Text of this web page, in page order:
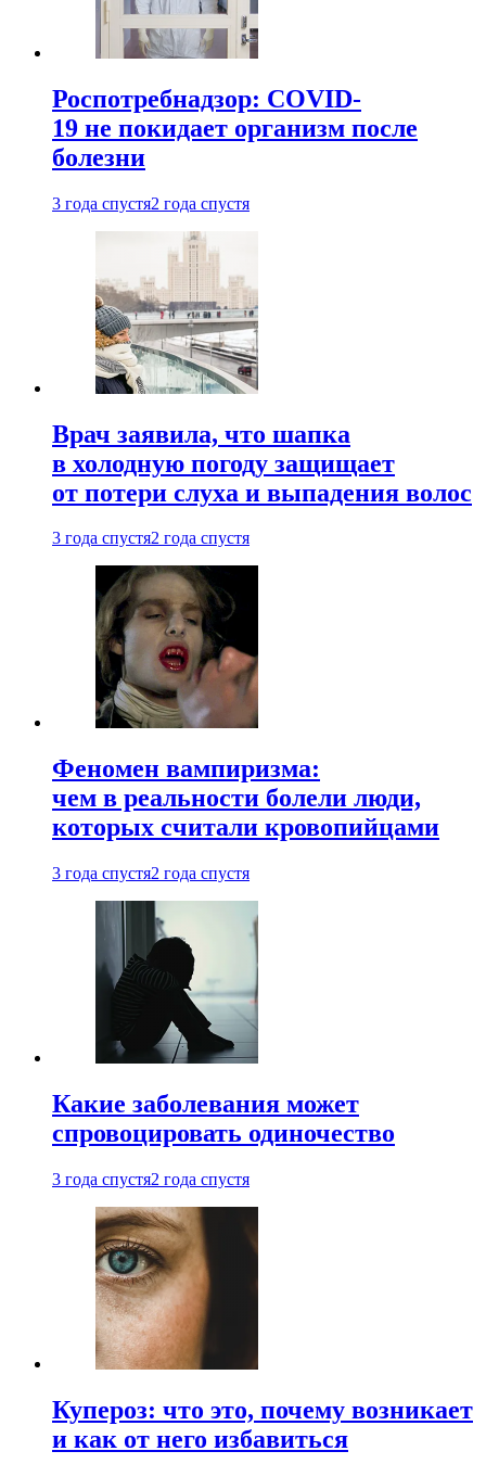
Роспотребнадзор: COVID-
19 не покидает организм после
болезни
3 года спустя2 года спустя
Врач заявила, что шапка
в холодную погоду защищает
от потери слуха и выпадения волос
3 года спустя2 года спустя
Феномен вампиризма:
чем в реальности болели люди,
которых считали кровопийцами
3 года спустя2 года спустя
Какие заболевания может
спровоцировать одиночество
3 года спустя2 года спустя
Купероз: что это, почему возникает
и как от него избавиться